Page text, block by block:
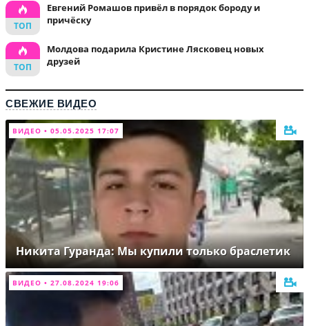
Евгений Ромашов привёл в порядок бороду и
причёску
Молдова подарила Кристине Лясковец новых
друзей
СВЕЖИЕ ВИДЕО
ВИДЕО • 05.05.2025 17:07
Никита Гуранда: Мы купили только браслетик
ВИДЕО • 27.08.2024 19:06